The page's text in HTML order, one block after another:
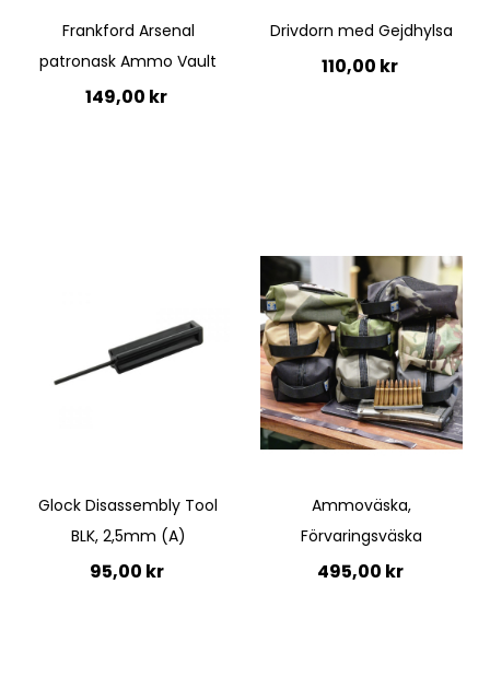
Frankford Arsenal
patronask Ammo Vault
149,00 kr
Drivdorn med Gejdhylsa
110,00 kr
Quickview
Glock Disassembly Tool
BLK, 2,5mm (A)
95,00 kr
Ammoväska,
Förvaringsväska
495,00 kr